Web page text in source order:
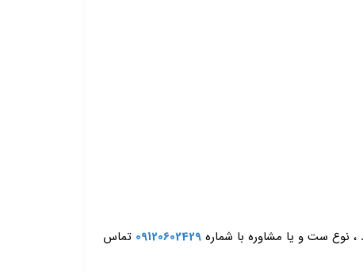
، نوع ست و یا مشاوره با شماره09120602429 تماس